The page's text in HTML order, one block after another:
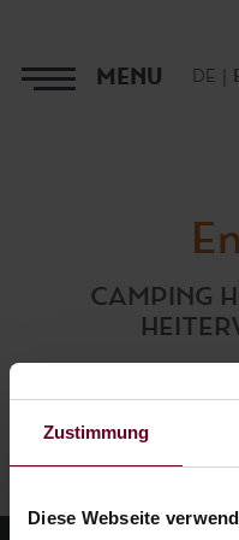
Zustimmung
Diese Webseite
MENU DE
CAMPING